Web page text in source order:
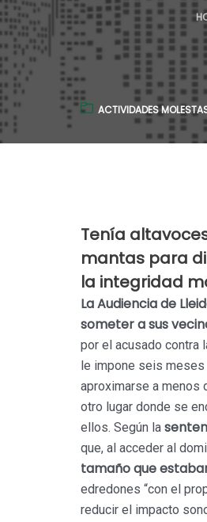
ACTIVIDADES
Tenía
mantas para
la integridad
La Audiencia de
someter a sus
por el acusado contra
le impone seis
aproximarse a menos
otro lugar donde se
ellos. Según la
que, al acceder al
tamaño que
edredones “con el
reducir el impacto